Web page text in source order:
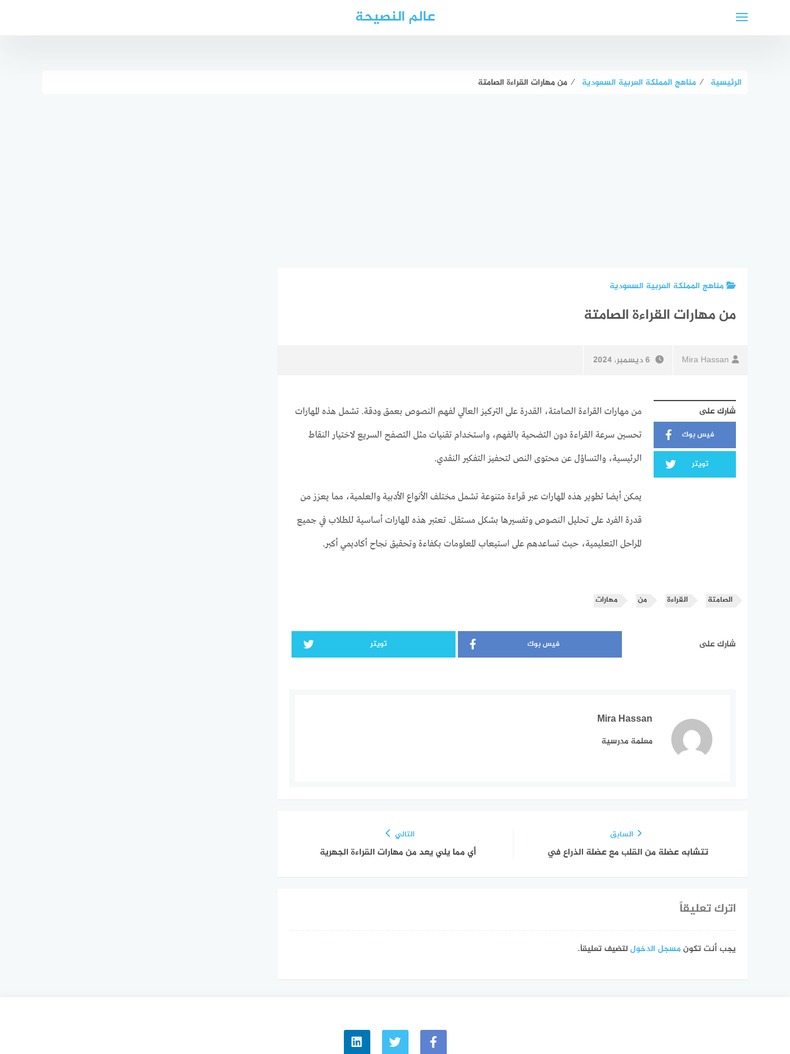
عالم النصيحة
الرئيسية ⁄ مناهج المملكة العربية السعودية ⁄ من مهارات القراءة الصامتة
مناهج المملكة العربية السعودية
من مهارات القراءة الصامتة
Mira Hassan 6 ديسمبر، 2024
شارك على
فيس بوك
تويتر
من مهارات القراءة الصامتة، القدرة على التركيز العالي لفهم النصوص بعمق ودقة. تشمل هذه المهارات
تحسين سرعة القراءة دون التضحية بالفهم، واستخدام تقنيات مثل التصفح السريع لاختيار النقاط
الرئيسية، والتساؤل عن محتوى النص لتحفيز التفكير النقدي.
يمكن أيضا تطوير هذه المهارات عبر قراءة متنوعة تشمل مختلف الأنواع الأدبية والعلمية، مما يعزز من
قدرة الفرد على تحليل النصوص وتفسيرها بشكل مستقل. تعتبر هذه المهارات أساسية للطلاب في جميع
المراحل التعليمية، حيث تساعدهم على استيعاب المعلومات بكفاءة وتحقيق نجاح أكاديمي أكبر.
الصامتة القراءة من مهارات
شارك على فيس بوك تويتر
Mira Hassan
معلمة مدرسية
السابق
تتشابه عضلة من القلب مع عضلة الذراع في
التالي
أي مما يلي يعد من مهارات القراءة الجهرية
اترك تعليقاً
يجب أنت تكونمسجل الدخوللتضيف تعليقاً.